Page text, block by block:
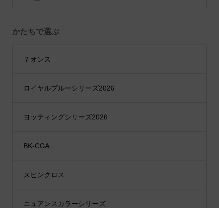
かたちで選ぶ
７オンス
ロイヤルブルーシリーズ2026
ヨッティングシリーズ2026
BK-CGA
スピンクロス
ニュアンスカラーシリーズ